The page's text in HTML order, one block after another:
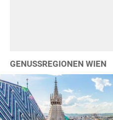
GENUSSREGIONEN WIEN